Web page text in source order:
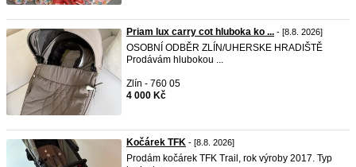
Priam lux carry cot hluboka ko ... - [8.8. 2026]
OSOBNÍ ODBĚR ZLÍN/UHERSKE HRADIŠTĚ
Prodávám hlubokou ...
Zlín - 760 05
4 000 Kč
Kočárek TFK - [8.8. 2026]
Prodám kočárek TFK Trail, rok výroby 2017. Typ